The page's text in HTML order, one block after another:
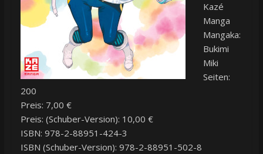
Kazé
Manga
Mangaka:
Bukimi
Miki
Seiten:
200
Preis: 7,00 €
Preis: (Schuber-Version): 10,00 €
ISBN: 978-2-88951-424-3
ISBN (Schuber-Version): 978-2-88951-502-8